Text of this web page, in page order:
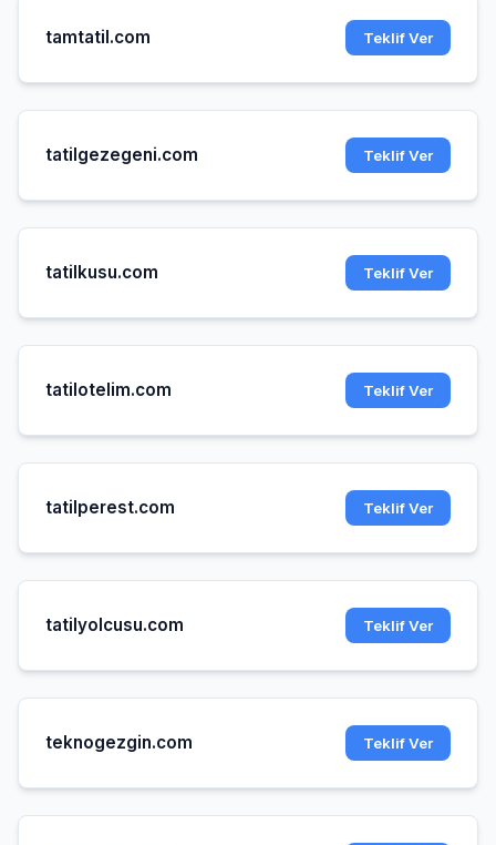
tamtatil.com Teklif Ver
tatilgezegeni.com Teklif Ver
tatilkusu.com Teklif Ver
tatilotelim.com Teklif Ver
tatilperest.com Teklif Ver
tatilyolcusu.com Teklif Ver
teknogezgin.com Teklif Ver